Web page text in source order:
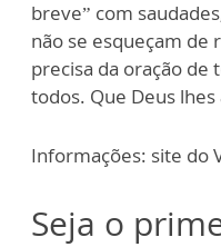
breve” com
não se esqueçam de
precisa da oração de
todos. Que Deus lhes
Informações: site do
Seja o